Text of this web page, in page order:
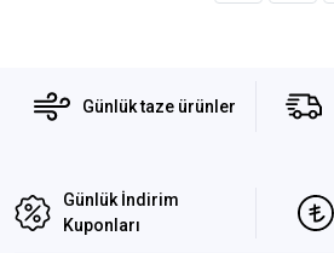
Günlük taze ürünler
Günlük İndirim
Kuponları